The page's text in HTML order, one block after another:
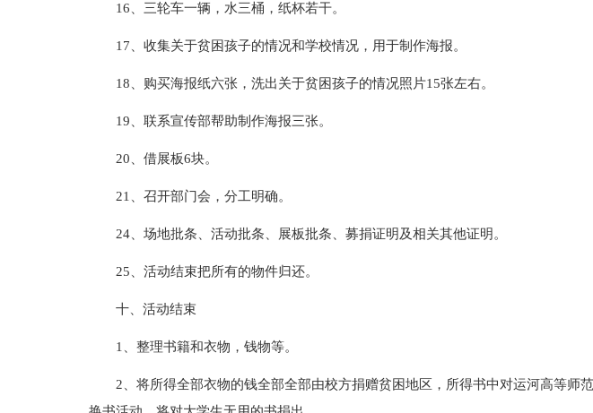
16、三轮车一辆，水三桶，纸杯若干。
17、收集关于贫困孩子的情况和学校情况，用于制作海报。
18、购买海报纸六张，洗出关于贫困孩子的情况照片15张左右。
19、联系宣传部帮助制作海报三张。
20、借展板6块。
21、召开部门会，分工明确。
24、场地批条、活动批条、展板批条、募捐证明及相关其他证明。
25、活动结束把所有的物件归还。
十、活动结束
1、整理书籍和衣物，钱物等。
2、将所得全部衣物的钱全部全部由校方捐赠贫困地区，所得书中对运河高等师